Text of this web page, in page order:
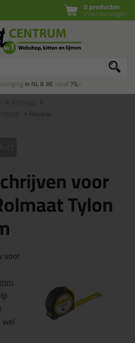
0 producten
in winkelwagen
in NL & BEvanaf75,-
Review
voor
Tylon
voor
.